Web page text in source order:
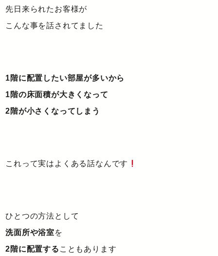
先日来られたお客様が
こんな事を話されてました
1階に配置したい部屋が多いから
1階の床面積が大きくなって
2階が小さくなってしまう
これって実はよくある話なんです
ひとつの方法として
洗面所や浴室を
2階に配置する こともあります